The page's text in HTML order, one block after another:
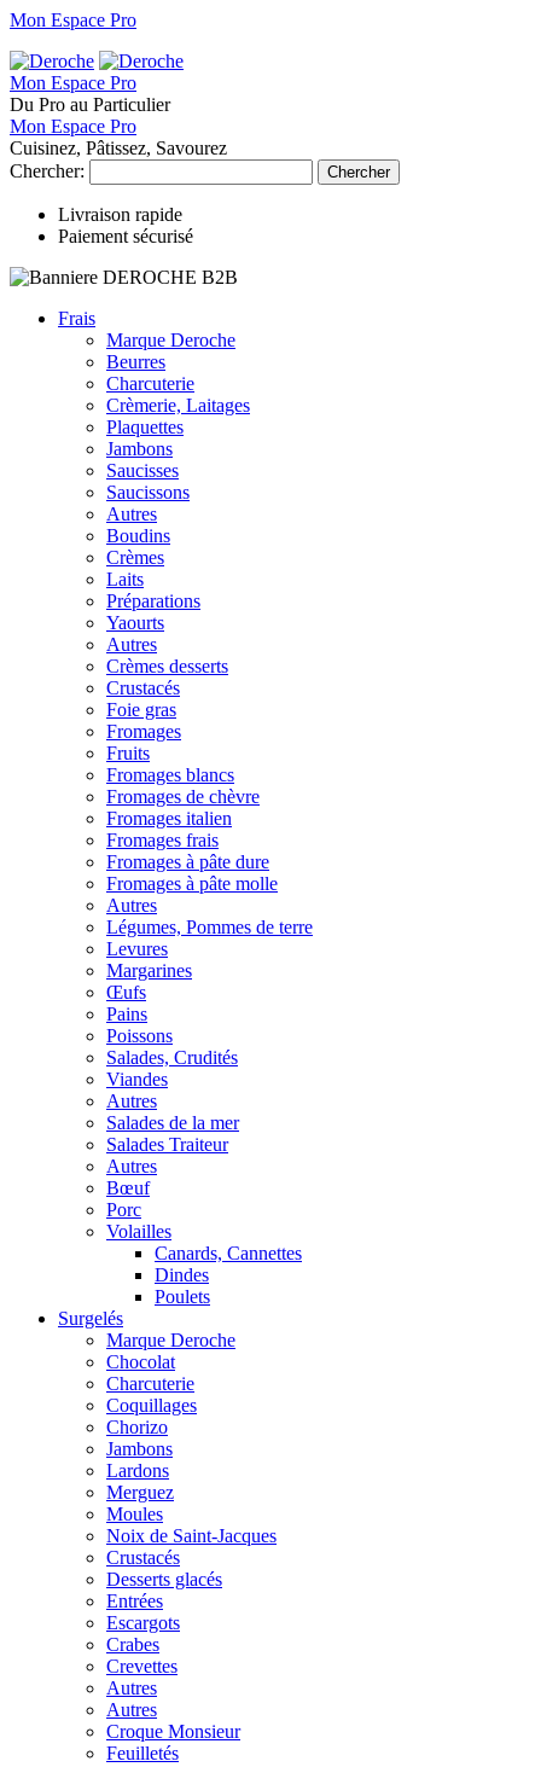
Mon Espace Pro
Mon Espace Pro
Du Pro au Particulier
Mon Espace Pro
Cuisinez, Pâtissez, Savourez
Chercher:
Chercher
Livraison rapide
Paiement sécurisé
Frais
Marque Deroche
Beurres
Charcuterie
Crèmerie, Laitages
Plaquettes
Jambons
Saucisses
Saucissons
Autres
Boudins
Crèmes
Laits
Préparations
Yaourts
Autres
Crèmes desserts
Crustacés
Foie gras
Fromages
Fruits
Fromages blancs
Fromages de chèvre
Fromages italien
Fromages frais
Fromages à pâte dure
Fromages à pâte molle
Autres
Légumes, Pommes de terre
Levures
Margarines
Œufs
Pains
Poissons
Salades, Crudités
Viandes
Autres
Salades de la mer
Salades Traiteur
Autres
Bœuf
Porc
Volailles
Canards, Cannettes
Dindes
Poulets
Surgelés
Marque Deroche
Chocolat
Charcuterie
Coquillages
Chorizo
Jambons
Lardons
Merguez
Moules
Noix de Saint-Jacques
Crustacés
Desserts glacés
Entrées
Escargots
Crabes
Crevettes
Autres
Autres
Croque Monsieur
Feuilletés